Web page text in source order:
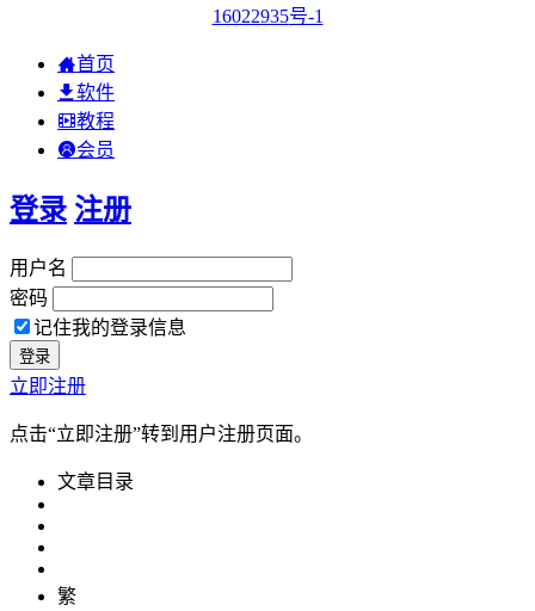
16022935号-1
首页
软件
教程
会员
登录 注册
用户名
密码
记住我的登录信息
立即注册
点击“立即注册”转到用户注册页面。
文章目录
繁